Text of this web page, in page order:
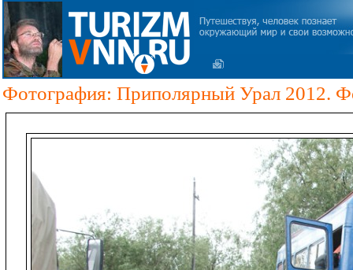
Фотография: Приполярный Урал 2012.